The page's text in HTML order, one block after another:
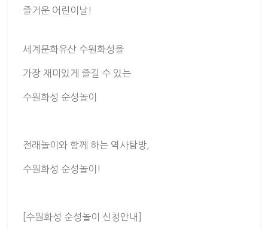
즐거운 어린이날!
세계문화유산 수원화성을
가장 재미있게 즐길 수 있는
수원화성 순성놀이
전래놀이와 함께 하는 역사탐방,
수원화성 순성놀이!
[수원화성 순성놀이 신청안내]